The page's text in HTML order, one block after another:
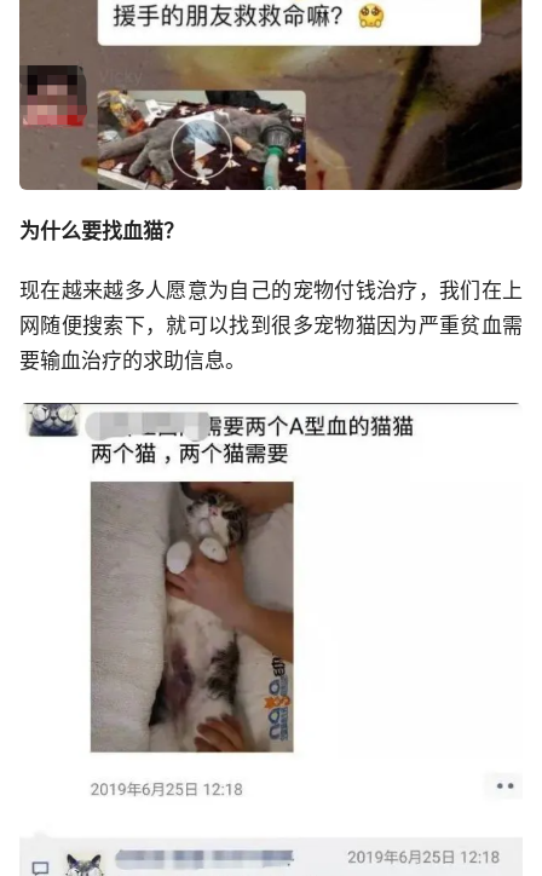
为什么要找血猫？
现在越来越多人愿意为自己的宠物付钱治疗，我们在上
网随便搜索下，就可以找到很多宠物猫因为严重贫血需
要输血治疗的求助信息。